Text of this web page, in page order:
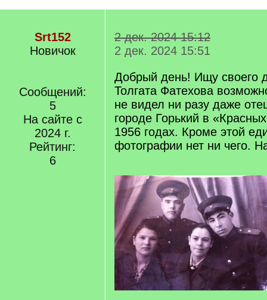
Srt152
Новичок
Сообщений:
5
На сайте с
2024 г.
Рейтинг:
6
2 дек. 2024 15:12
2 дек. 2024 15:51
Добрый день! Ищу своего
Толгата Фатехова
не видел ни разу даже
городе Горький в
1956 годах. Кроме этой
фотографии нет ни чего.